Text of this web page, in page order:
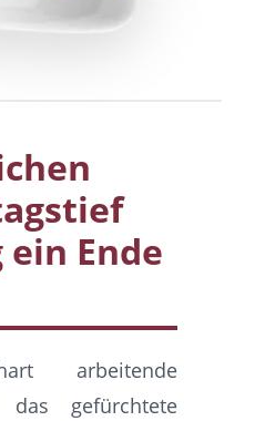
Ende
arbeitende
gefürchtete